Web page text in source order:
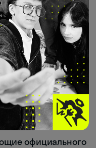
погружение.
после
инженеры —
платформы с
среднего
входят в топ
стабильно
официального